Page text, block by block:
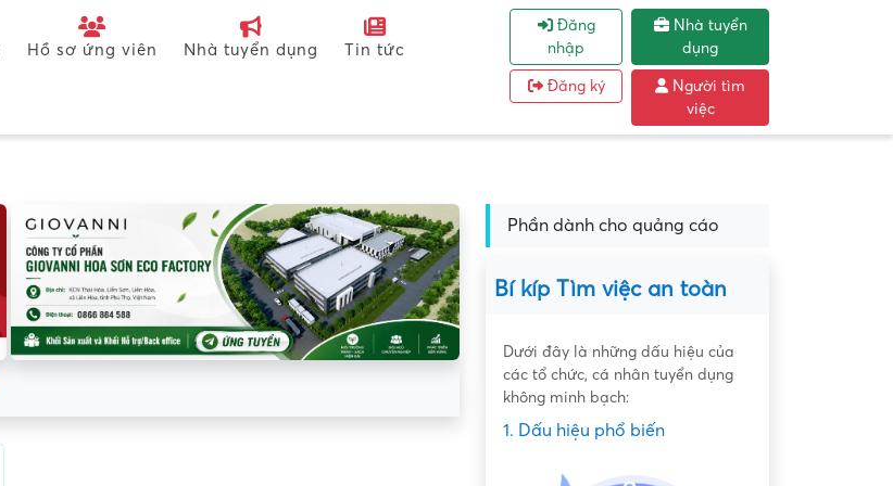
Hồ sơ ứng viên Nhà tuyển dụng Tin tức
Đăng
nhập
Đăng ký
Nhà tuyển
dụng
Người tìm
việc
Phần dành cho quảng cáo
Bí kíp Tìm việc an toàn
Dưới đây là những dấu hiệu của
các tổ chức, cá nhân tuyển dụng
không minh bạch:
1. Dấu hiệu phổ biến